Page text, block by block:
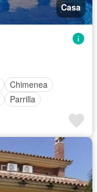
Casa
Chimenea
Parrilla